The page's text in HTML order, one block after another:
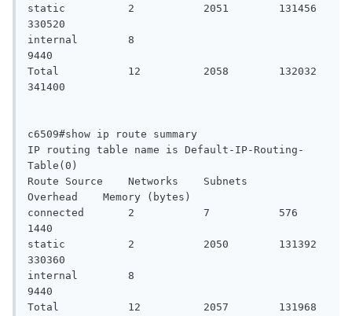
static          2           2051        131456
330520
internal        8
9440
Total           12          2058        132032
341400
c6509#show ip route summary
IP routing table name is Default-IP-Routing-
Table(0)
Route Source    Networks    Subnets
Overhead    Memory (bytes)
connected       2           7           576
1440
static          2           2050        131392
330360
internal        8
9440
Total           12          2057        131968